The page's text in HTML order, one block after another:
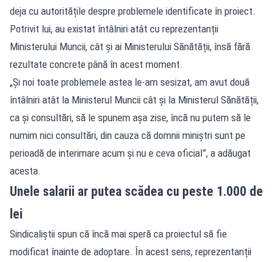
deja cu autoritățile despre problemele identificate în proiect.
Potrivit lui, au existat întâlniri atât cu reprezentanții
Ministerului Muncii, cât și ai Ministerului Sănătății, însă fără
rezultate concrete până în acest moment.
„Și noi toate problemele astea le-am sesizat, am avut două
întâlniri atât la Ministerul Muncii cât și la Ministerul Sănătății,
ca și consultări, să le spunem așa zise, încă nu putem să le
numim nici consultări, din cauza că domnii miniștri sunt pe
perioadă de interimare acum și nu e ceva oficial”, a adăugat
acesta.
Unele salarii ar putea scădea cu peste 1.000 de
lei
Sindicaliștii spun că încă mai speră ca proiectul să fie
modificat înainte de adoptare. În acest sens, reprezentanții